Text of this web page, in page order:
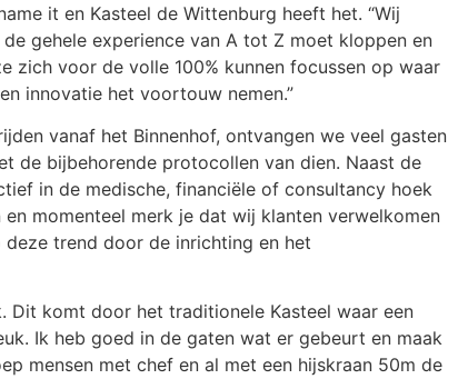
it en Kasteel de Wittenburg heeft het. “Wij
gehele experience van A tot Z moet kloppen en
zich voor de volle 100% kunnen focussen op waar
innovatie het voortouw nemen.”
vanaf het Binnenhof, ontvangen we veel gasten
de bijbehorende protocollen van dien. Naast de
in de medische, financiële of consultancy hoek
momenteel merk je dat wij klanten verwelkomen
deze trend door de inrichting en het
Dit komt door het traditionele Kasteel waar een
Ik heb goed in de gaten wat er gebeurt en maak
mensen met chef en al met een hijskraan 50m de